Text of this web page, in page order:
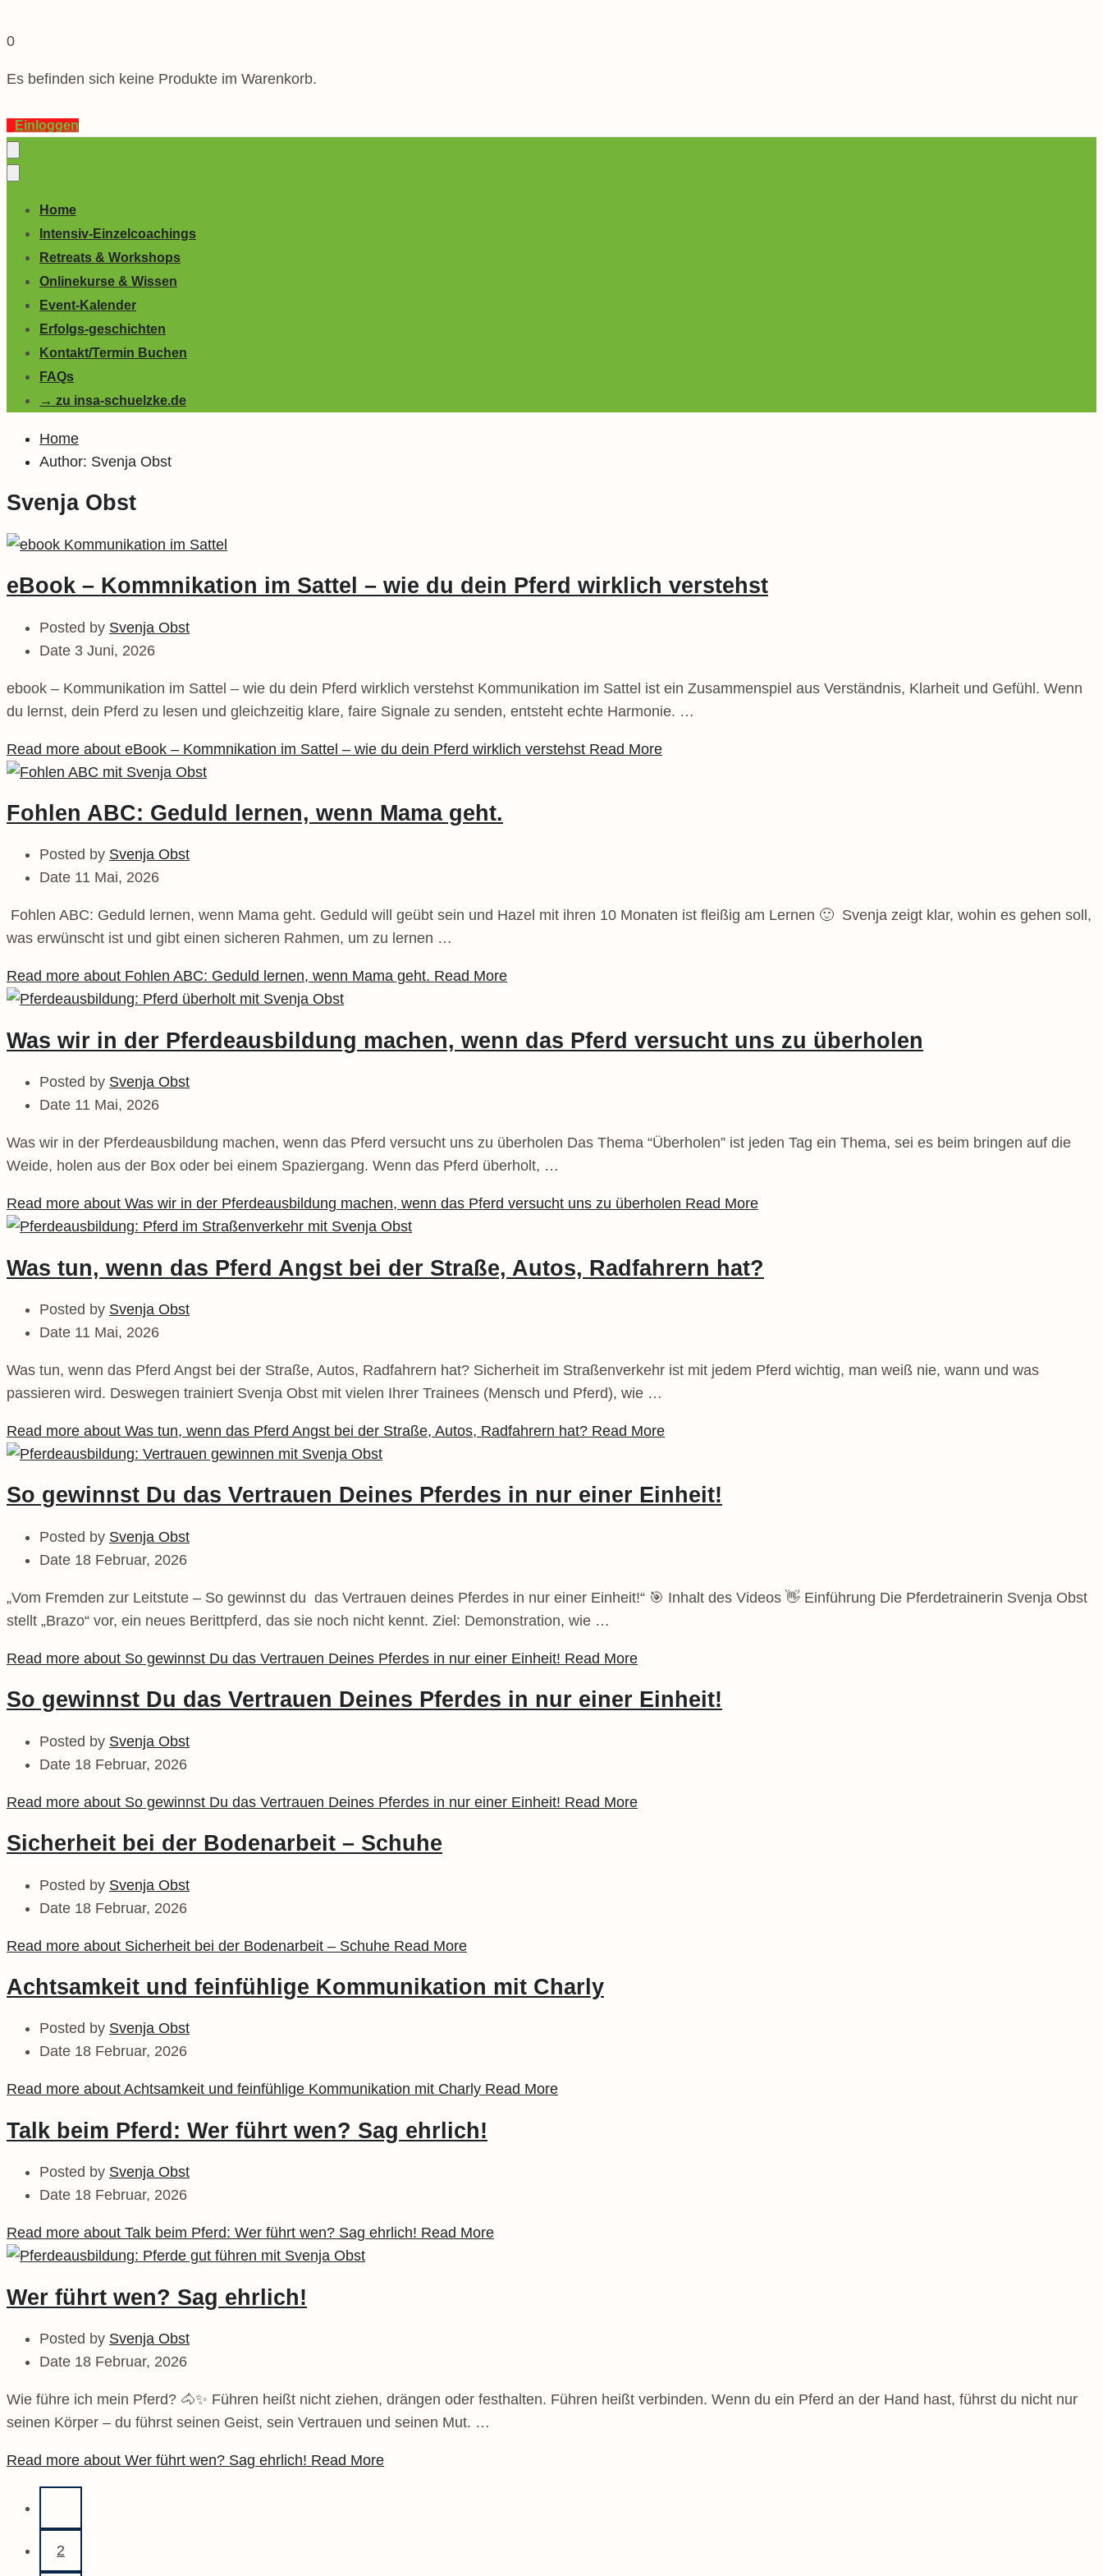
0
Es befinden sich keine Produkte im Warenkorb.
Einloggen
Home
Intensiv-Einzelcoachings
Retreats & Workshops
Onlinekurse & Wissen
Event-Kalender
Erfolgs-geschichten
Kontakt/Termin Buchen
FAQs
→ zu insa-schuelzke.de
Home
Author: Svenja Obst
Svenja Obst
eBook – Kommnikation im Sattel – wie du dein Pferd wirklich verstehst
Posted by Svenja Obst
Date 3 Juni, 2026
ebook – Kommunikation im Sattel – wie du dein Pferd wirklich verstehst Kommunikation im Sattel ist ein Zusammenspiel aus Verständnis, Klarheit und Gefühl. Wenn
du lernst, dein Pferd zu lesen und gleichzeitig klare, faire Signale zu senden, entsteht echte Harmonie. …
Read more about eBook – Kommnikation im Sattel – wie du dein Pferd wirklich verstehst Read More
Fohlen ABC: Geduld lernen, wenn Mama geht.
Posted by Svenja Obst
Date 11 Mai, 2026
Fohlen ABC: Geduld lernen, wenn Mama geht. Geduld will geübt sein und Hazel mit ihren 10 Monaten ist fleißig am Lernen 🙂 Svenja zeigt klar, wohin es gehen soll,
was erwünscht ist und gibt einen sicheren Rahmen, um zu lernen …
Read more about Fohlen ABC: Geduld lernen, wenn Mama geht. Read More
Was wir in der Pferdeausbildung machen, wenn das Pferd versucht uns zu überholen
Posted by Svenja Obst
Date 11 Mai, 2026
Was wir in der Pferdeausbildung machen, wenn das Pferd versucht uns zu überholen Das Thema “Überholen” ist jeden Tag ein Thema, sei es beim bringen auf die
Weide, holen aus der Box oder bei einem Spaziergang. Wenn das Pferd überholt, …
Read more about Was wir in der Pferdeausbildung machen, wenn das Pferd versucht uns zu überholen Read More
Was tun, wenn das Pferd Angst bei der Straße, Autos, Radfahrern hat?
Posted by Svenja Obst
Date 11 Mai, 2026
Was tun, wenn das Pferd Angst bei der Straße, Autos, Radfahrern hat? Sicherheit im Straßenverkehr ist mit jedem Pferd wichtig, man weiß nie, wann und was
passieren wird. Deswegen trainiert Svenja Obst mit vielen Ihrer Trainees (Mensch und Pferd), wie …
Read more about Was tun, wenn das Pferd Angst bei der Straße, Autos, Radfahrern hat? Read More
So gewinnst Du das Vertrauen Deines Pferdes in nur einer Einheit!
Posted by Svenja Obst
Date 18 Februar, 2026
„Vom Fremden zur Leitstute – So gewinnst du das Vertrauen deines Pferdes in nur einer Einheit!“ 🎯 Inhalt des Videos 👋 Einführung Die Pferdetrainerin Svenja Obst
stellt „Brazo“ vor, ein neues Berittpferd, das sie noch nicht kennt. Ziel: Demonstration, wie …
Read more about So gewinnst Du das Vertrauen Deines Pferdes in nur einer Einheit! Read More
So gewinnst Du das Vertrauen Deines Pferdes in nur einer Einheit!
Posted by Svenja Obst
Date 18 Februar, 2026
Read more about So gewinnst Du das Vertrauen Deines Pferdes in nur einer Einheit! Read More
Sicherheit bei der Bodenarbeit – Schuhe
Posted by Svenja Obst
Date 18 Februar, 2026
Read more about Sicherheit bei der Bodenarbeit – Schuhe Read More
Achtsamkeit und feinfühlige Kommunikation mit Charly
Posted by Svenja Obst
Date 18 Februar, 2026
Read more about Achtsamkeit und feinfühlige Kommunikation mit Charly Read More
Talk beim Pferd: Wer führt wen? Sag ehrlich!
Posted by Svenja Obst
Date 18 Februar, 2026
Read more about Talk beim Pferd: Wer führt wen? Sag ehrlich! Read More
Wer führt wen? Sag ehrlich!
Posted by Svenja Obst
Date 18 Februar, 2026
Wie führe ich mein Pferd? 🐴✨ Führen heißt nicht ziehen, drängen oder festhalten. Führen heißt verbinden. Wenn du ein Pferd an der Hand hast, führst du nicht nur
seinen Körper – du führst seinen Geist, sein Vertrauen und seinen Mut. …
Read more about Wer führt wen? Sag ehrlich! Read More
2